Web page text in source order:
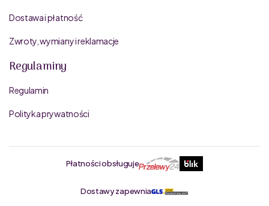
Dostawa i płatność
Zwroty, wymiany i reklamacje
Regulaminy
Regulamin
Polityka prywatności
Płatności obsługuje
Dostawy zapewnia